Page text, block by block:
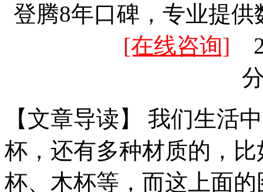
登腾8年口碑，专业提
[在线咨询]
【文章导读】 我们生活
杯，还有多种材质的，
杯、木杯等，而这上面